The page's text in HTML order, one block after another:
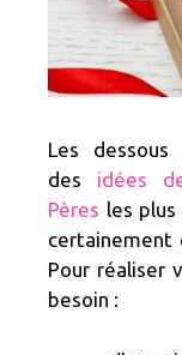
Les
des
idées
Pères les
certainement
Pour réaliser
besoin :